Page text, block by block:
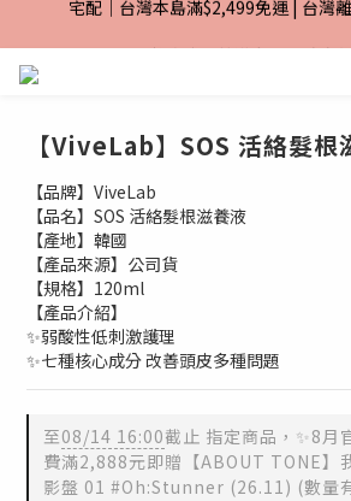
加入TiMO Beauty會員享$30
超商｜全館滿 $1499 享免
【ViveLab】SOS 活絡髮根
【品牌】ViveLab
【品名】SOS 活絡髮根滋養液
【產地】韓國
【產品來源】公司貨
【規格】120ml
【產品介紹】
✨弱酸性低刺激護理
✨七種核心成分 改善頭皮多種問題
至08/14 16:00截止 指定商品，✨8月
費滿2,888元即贈【ABOUT TONE】
影盤 01 #Oh:Stunner (26.11) (數量